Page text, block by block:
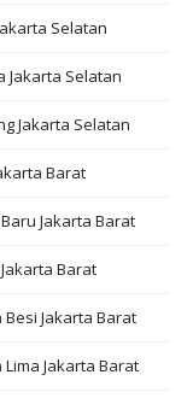
Selatan
Jakarta Selatan
Jakarta Selatan
Barat
Jakarta Barat
Barat
Besi Jakarta Barat
Lima Jakarta Barat